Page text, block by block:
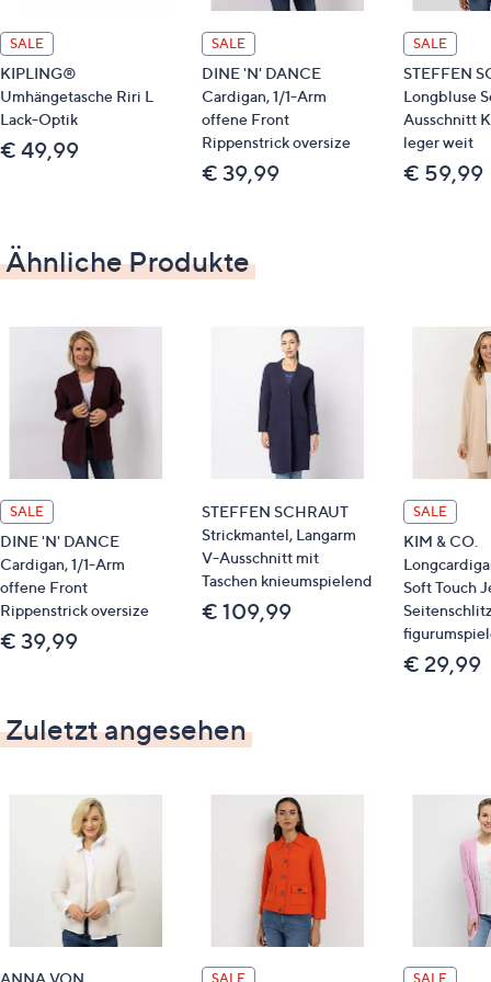
hüftbedeckende Länge
Material
40 % Viskose, 30 % Polyamid, 25 % Polyester, 5 %
Feinwäsche 30°
SALE
KIPLING®
Umhängetasche Riri L
Lack-Optik
€ 49,99
SALE
DINE 'N' DANCE
Cardigan, 1/1-Arm
offene Front
Rippenstrick oversize
€ 39,99
SALE
STEFFEN
Longbluse
Ausschnitt
leger weit
€ 59,99
Ähnliche Produkte
SALE
DINE 'N' DANCE
Cardigan, 1/1-Arm
offene Front
Rippenstrick oversize
€ 39,99
STEFFEN SCHRAUT
Strickmantel, Langarm
V-Ausschnitt mit
Taschen knieumspielend
€ 109,99
SALE
KIM & CO.
Soft Touch
€ 29,99
Zuletzt angesehen
SALE SALE